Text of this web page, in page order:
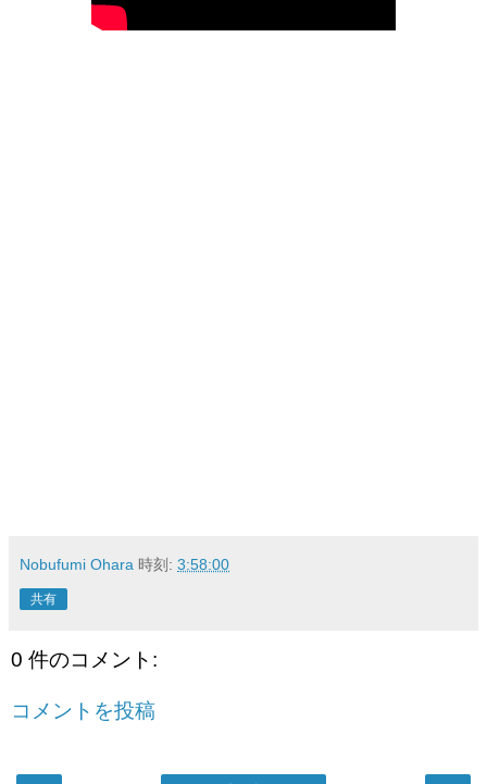
Nobufumi Ohara 時刻: 3:58:00
共有
0 件のコメント:
コメントを投稿